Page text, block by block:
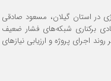
در استان گیلان، مسعود صادقی
برکناری شبکه‌های فشار ضعیف
اجرای پروژه و ارزیابی نیازهای